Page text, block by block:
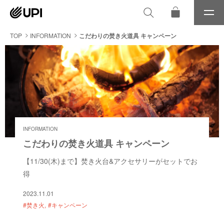
メ
ニ
ー
TOP INFORMATION こだわりの焚き火道具 キャンペーン
INFORMATION
こだわりの焚き火道具 キャンペーン
【11/30(木)まで】焚き火台&アクセサリーがセットでお
得
2023.11.01
#焚き火 #キャンペーン